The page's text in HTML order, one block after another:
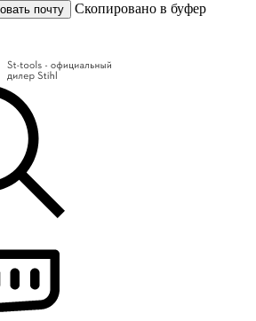
почту
Скопировано в буфер